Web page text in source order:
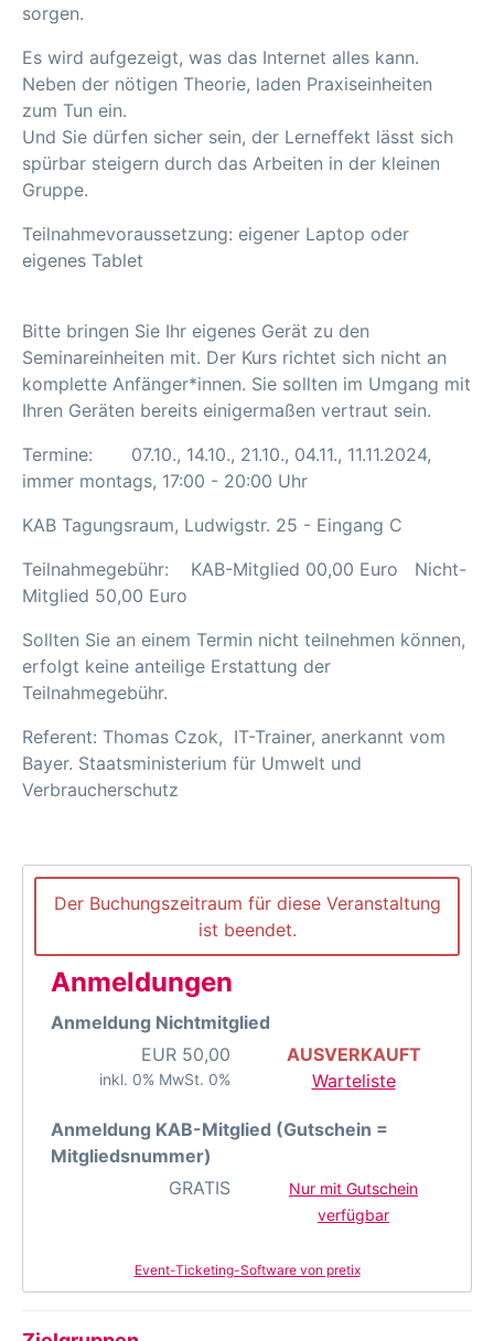
sorgen.
Es wird aufgezeigt, was das Internet alles kann.
Neben der nötigen Theorie, laden Praxiseinheiten
zum Tun ein.
Und Sie dürfen sicher sein, der Lerneffekt lässt sich
spürbar steigern durch das Arbeiten in der kleinen
Gruppe.
Teilnahmevoraussetzung: eigener Laptop oder
eigenes Tablet
Bitte bringen Sie Ihr eigenes Gerät zu den
Seminareinheiten mit. Der Kurs richtet sich nicht an
komplette Anfänger*innen. Sie sollten im Umgang mit
Ihren Geräten bereits einigermaßen vertraut sein.
Termine: 07.10., 14.10., 21.10., 04.11., 11.11.2024,
immer montags, 17:00 - 20:00 Uhr
KAB Tagungsraum, Ludwigstr. 25 - Eingang C
Teilnahmegebühr: KAB-Mitglied 00,00 Euro Nicht-
Mitglied 50,00 Euro
Sollten Sie an einem Termin nicht teilnehmen können,
erfolgt keine anteilige Erstattung der
Teilnahmegebühr.
Referent: Thomas Czok, IT-Trainer, anerkannt vom
Bayer. Staatsministerium für Umwelt und
Verbraucherschutz
Der Buchungszeitraum für diese Veranstaltung
ist beendet.
Anmeldungen
Anmeldung Nichtmitglied
EUR 50,00
inkl. 0% MwSt. 0%
AUSVERKAUFT
Warteliste
Anmeldung KAB-Mitglied (Gutschein =
Mitgliedsnummer)
GRATIS
Nur mit Gutschein
verfügbar
Event-Ticketing-Software von pretix